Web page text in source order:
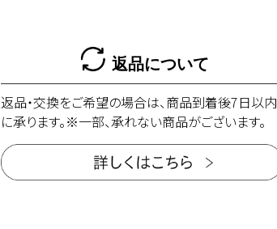
返品について
返品・交換をご希望の場合は、商品到着後7日以内
に承ります。※一部、承れない商品がございます。